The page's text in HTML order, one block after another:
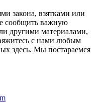
закона, взятками или
сообщить важную
другими материалами,
с нами любым
здесь. Мы постараемся